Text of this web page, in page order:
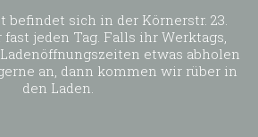
befindet sich in der Körnerstr. 23.
jeden Tag. Falls ihr Werktags,
etwas abholen
an, dann kommen wir rüber in
den Laden.